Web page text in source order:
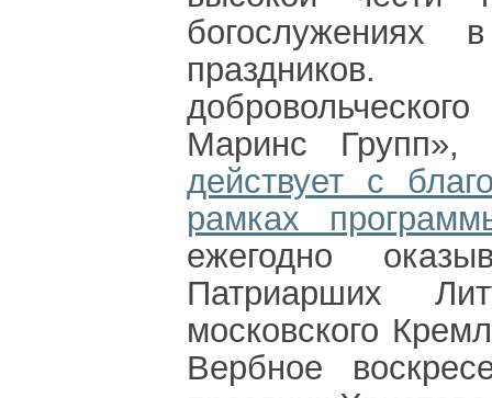
богослужениях
праздников.
Маринс
действует с
рамках
ежегодно
Патриарших
московского
Вербное